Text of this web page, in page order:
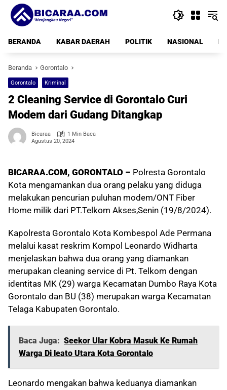
Langsung
konten
BERANDA
KABAR DAERAH POLITIK NASIONAL
Beranda Gorontalo
Gorontalo Kriminal
2 Cleaning Service di Gorontalo Curi
Modem dari Gudang Ditangkap
Bicaraa
1 Min Baca
Agustus 20, 2024
BICARAA.COM, GORONTALO – Polresta Gorontalo
Kota mengamankan dua orang pelaku yang diduga
melakukan pencurian puluhan modem/ONT Fiber
Home milik dari PT.Telkom Akses,Senin (19/8/2024).
Kapolresta Gorontalo Kota Kombespol Ade Permana
melalui kasat reskrim Kompol Leonardo Widharta
menjelaskan bahwa dua orang yang diamankan
merupakan cleaning service di Pt. Telkom dengan
identitas MK (29) warga Kecamatan Dumbo Raya Kota
Gorontalo dan BU (38) merupakan warga Kecamatan
Telaga Kabupaten Gorontalo.
Baca Juga: Seekor Ular Kobra Masuk Ke Rumah
Warga Di leato Utara Kota Gorontalo
Leonardo mengakan bahwa keduanya diamankan